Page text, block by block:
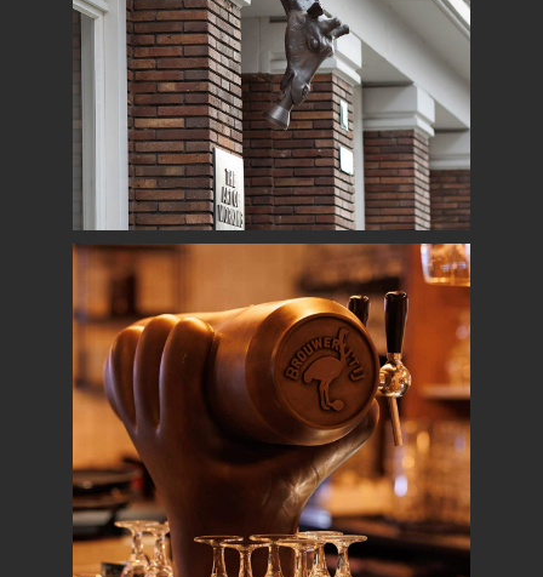
Flashlight Giraffe
KUNSTWERKEN